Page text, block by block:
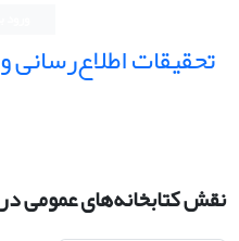
تحقیقات اطلاع‌رسانی
نقش کتابخانه‌های عمومی